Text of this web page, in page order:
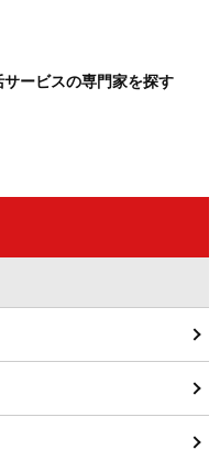
ービスの専門家を探す